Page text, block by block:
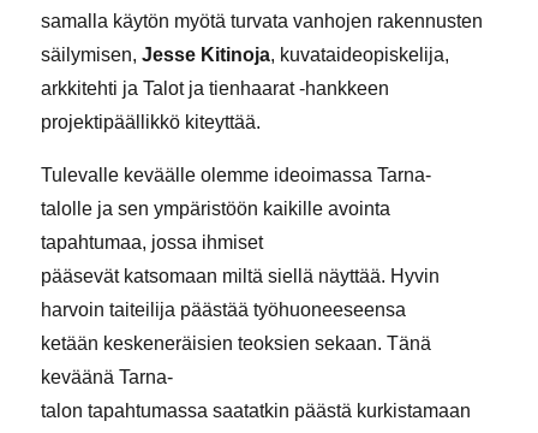
samalla käytön myötä turvata vanhojen rakennusten
säilymisen,Jesse Kitinoja, kuvataideopiskelija,
arkkitehti ja Talot ja tienhaarat -hankkeen
projektipäällikkö kiteyttää.
Tulevalle keväälle olemme ideoimassa Tarna-
talolle ja sen ympäristöön kaikille avointa
tapahtumaa, jossa ihmiset
pääsevät katsomaan miltä siellä näyttää. Hyvin
harvoin taiteilija päästää työhuoneeseensa
ketään keskeneräisien teoksien sekaan. Tänä
keväänä Tarna-
talon tapahtumassa saatatkin päästä kurkistamaan